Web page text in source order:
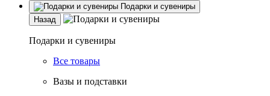
Подарки и сувениры
Назад
Подарки и сувениры
Все товары
Вазы и подставки